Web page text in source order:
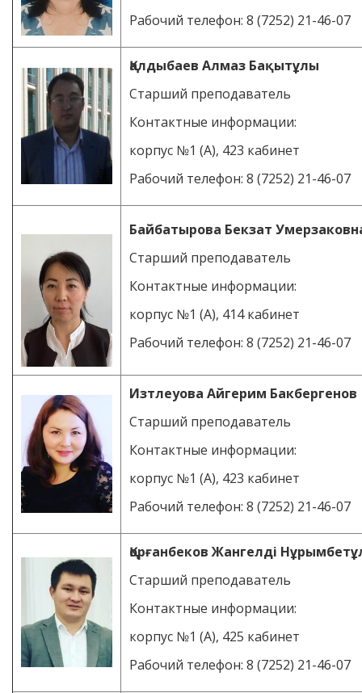
Рабочий телефон: 8 (7252) 21-46-07
Қалдыбаев Алмаз Бақытұлы
Старший преподаватель
Контактные информации:
корпус №1 (А), 423 кабинет
Рабочий телефон: 8 (7252) 21-46-07
Байбатырова Бекзат
Старший преподаватель
Контактные информации:
корпус №1 (А), 414 кабинет
Рабочий телефон: 8 (7252) 21-46-07
Изтлеуова Айгерим Бакбергенов
Старший преподаватель
Контактные информации:
корпус №1 (А), 423 кабинет
Рабочий телефон: 8 (7252) 21-46-07
Қорғанбеков Жангелді
Старший преподаватель
Контактные информации:
корпус №1 (А), 425 кабинет
Рабочий телефон: 8 (7252) 21-46-07